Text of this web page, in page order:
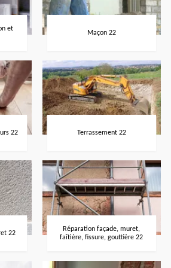
et
Maçon 22
22 Terrassement 22
22
Réparation façade, muret,
faîtière, fissure, gouttière 22